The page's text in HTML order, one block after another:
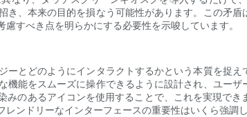
、本来の目的を損なう可能性があります。この矛
すべき点を明らかにする必要性を示唆しています。
とどのようにインタラクトするかという本質を捉
能をスムーズに操作できるように設計され、ユー
のあるアイコンを使用することで、これを実現で
ンドリーなインターフェースの重要性はいくら強調